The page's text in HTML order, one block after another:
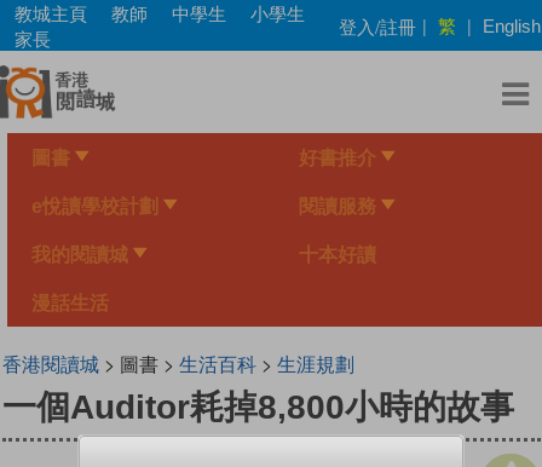
Skip
main
content
教城主頁 教師 中學生
小學生
家長
登入/註冊 | 繁 | English
圖書 好書推介
e悅讀學校計劃 閱讀服務
我的閱讀城 十本好讀
漫話生活
香港閱讀城> 圖書 > 生活百科> 生涯規劃
一個Auditor耗掉8,800小時的故事